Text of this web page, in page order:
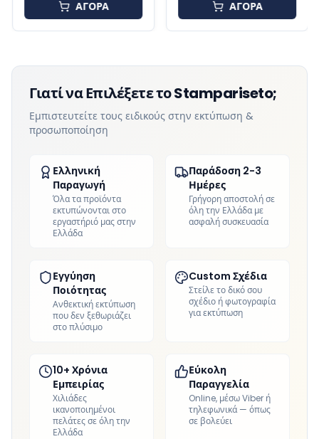
ΑΓΟΡΑ ΑΓΟΡΑ
Γιατί να Επιλέξετε το Stampariseto;
Εμπιστευτείτε τους ειδικούς στην εκτύπωση &
προσωποποίηση
Ελληνική
Παραγωγή
Όλα τα προϊόντα
εκτυπώνονται στο
εργαστήριό μας στην
Ελλάδα
Παράδοση 2-3
Ημέρες
Γρήγορη αποστολή σε
όλη την Ελλάδα με
ασφαλή συσκευασία
Εγγύηση
Ποιότητας
Ανθεκτική εκτύπωση
που δεν ξεθωριάζει
στο πλύσιμο
Custom Σχέδια
Στείλε το δικό σου
σχέδιο ή φωτογραφία
για εκτύπωση
10+ Χρόνια
Εμπειρίας
Χιλιάδες
ικανοποιημένοι
πελάτες σε όλη την
Ελλάδα
Εύκολη
Παραγγελία
Online, μέσω Viber ή
τηλεφωνικά — όπως
σε βολεύει